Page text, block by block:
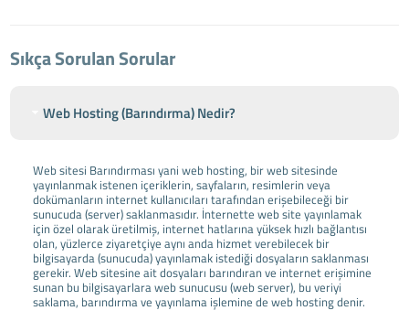
Sıkça Sorulan Sorular
Web Hosting (Barındırma) Nedir?
Web sitesi Barındırması yani web hosting, bir web sitesinde
yayınlanmak istenen içeriklerin, sayfaların, resimlerin veya
dokümanların internet kullanıcıları tarafından erişebileceği bir
sunucuda (server) saklanmasıdır. İnternette web site yayınlamak
için özel olarak üretilmiş, internet hatlarına yüksek hızlı bağlantısı
olan, yüzlerce ziyaretçiye aynı anda hizmet verebilecek bir
bilgisayarda (sunucuda) yayınlamak istediği dosyaların saklanması
gerekir. Web sitesine ait dosyaları barındıran ve internet erişimine
sunan bu bilgisayarlara web sunucusu (web server), bu veriyi
saklama, barındırma ve yayınlama işlemine de web hosting denir.